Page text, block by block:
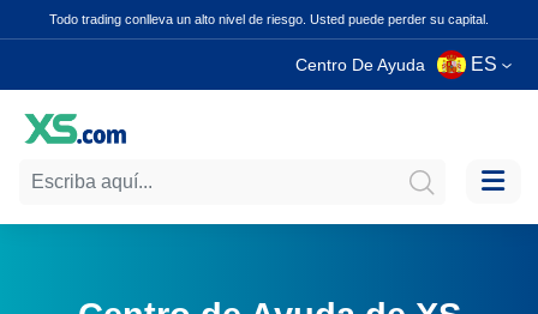
Todo trading conlleva un alto nivel de riesgo. Usted puede perder su capital.
Centro De Ayuda ES